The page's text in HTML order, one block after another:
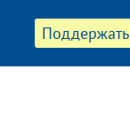
Поддержать